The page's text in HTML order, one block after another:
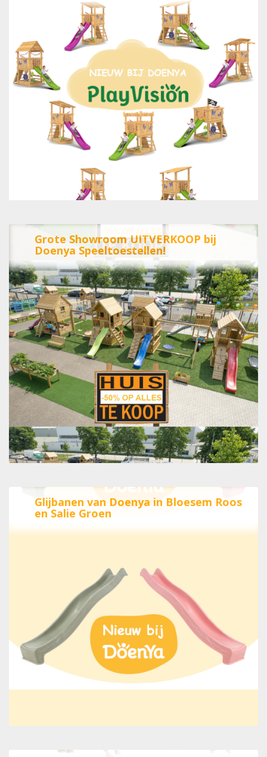
Grote Showroom UITVERKOOP bij
Doenya Speeltoestellen!
Glijbanen van Doenya in Bloesem Roos
en Salie Groen